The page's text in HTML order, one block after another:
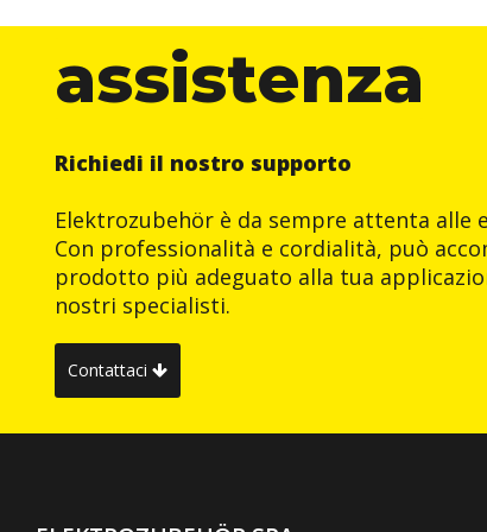
assistenza
Richiedi il nostro supporto
Elektrozubehör è da sempre attenta alle
Con professionalità e cordialità, può
prodotto più adeguato alla tua
nostri specialisti.
Contattaci